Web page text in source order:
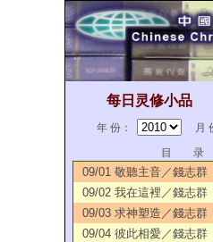
每日灵修小品
年 份：
月
目 录
09/01 敬聽主音／錢志群
09/02 我在這裡／錢志群
09/03 求神塑造／錢志群
09/04 彼此相愛／錢志群